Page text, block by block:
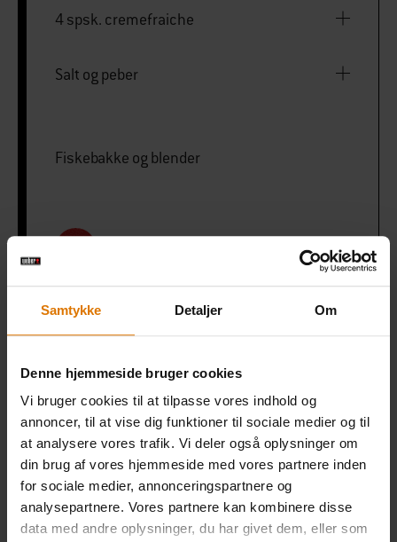
Samtykke Detaljer Om
Denne hjemmeside bruger cookies
Vi bruger cookies til at tilpasse vores indhold og
annoncer, til at vise dig funktioner til sociale medier og til
at analysere vores trafik. Vi deler også oplysninger om
din brug af vores hjemmeside med vores partnere inden
for sociale medier, annonceringspartnere og
analysepartnere. Vores partnere kan kombinere disse
data med andre oplysninger, du har givet dem, eller som
4 spsk. cremefraiche
Salt og peber
Fiskebakke og blender
Gør det nemt
Anbefalet tilbehør
Grillbakke iGrill Mini
486,75 DKK